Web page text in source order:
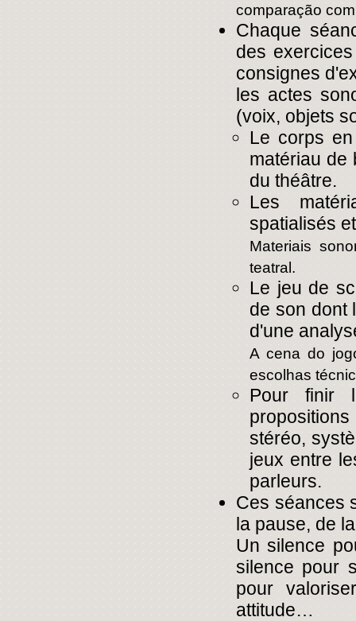
comparação
Chaque
des
consignes
les actes
(voix, objets
Le corps
matériau de
du théâtre.
Les
spatialisés
Materiais
teatral.
Le jeu de
de son dont
d'une
A cena do
escolhas
Pour finir
stéréo,
jeux entre
parleurs.
Ces séances
la pause, de
Un silence
silence pour
pour
attitude…